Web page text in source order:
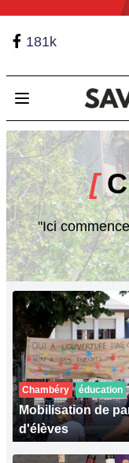
181k
Open main menu
[
"Ici
Chambéry éducation
Mobilisation de
d'élèves